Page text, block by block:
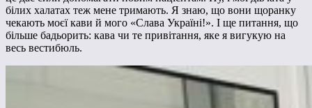
білих халатах теж мене тримають. Я знаю, що вони щоранку
чекають моєї кави й мого «Слава Україні!». І ще питання, що
більше бадьорить: кава чи те привітання, яке я вигукую на
весь вестибюль.